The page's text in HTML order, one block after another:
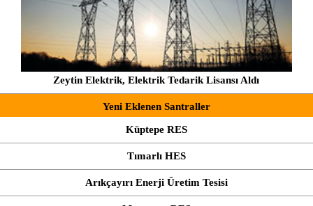
Zeytin Elektrik, Elektrik Tedarik Lisansı Aldı
Yeni Eklenen Santraller
Küptepe RES
Tımarlı HES
Arıkçayırı Enerji Üretim Tesisi